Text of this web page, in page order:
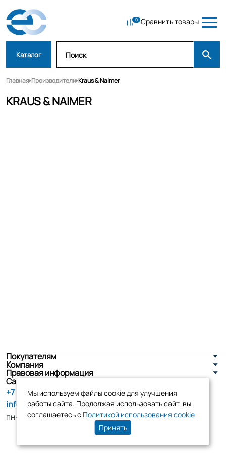
Сравнить товары
Каталог
Главная Производители Kraus & Naimer
KRAUS & NAIMER
Покупателям
Компания
Правовая информация
Санкт-Петербург, ул. Новоселов д. 8
+7 (800) 555-86-90
info@tk-elko.ru
пн-пт, 10:00 - 18:00
Мы используем файлы cookie для улучшения
работы сайта. Продолжая использовать сайт, вы
соглашаетесь с Политикой использования cookie
Принять